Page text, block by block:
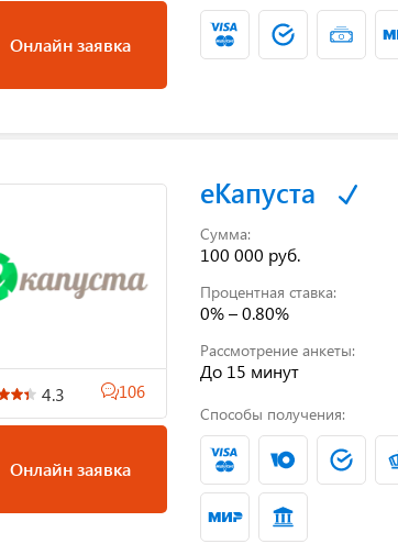
Онлайн заявка
4.3 106
Онлайн заявка
еКапуста
Сумма:
100 000 руб.
Процентная ставка:
0% – 0.80%
Рассмотрение анкеты:
До 15 минут
Способы получения: